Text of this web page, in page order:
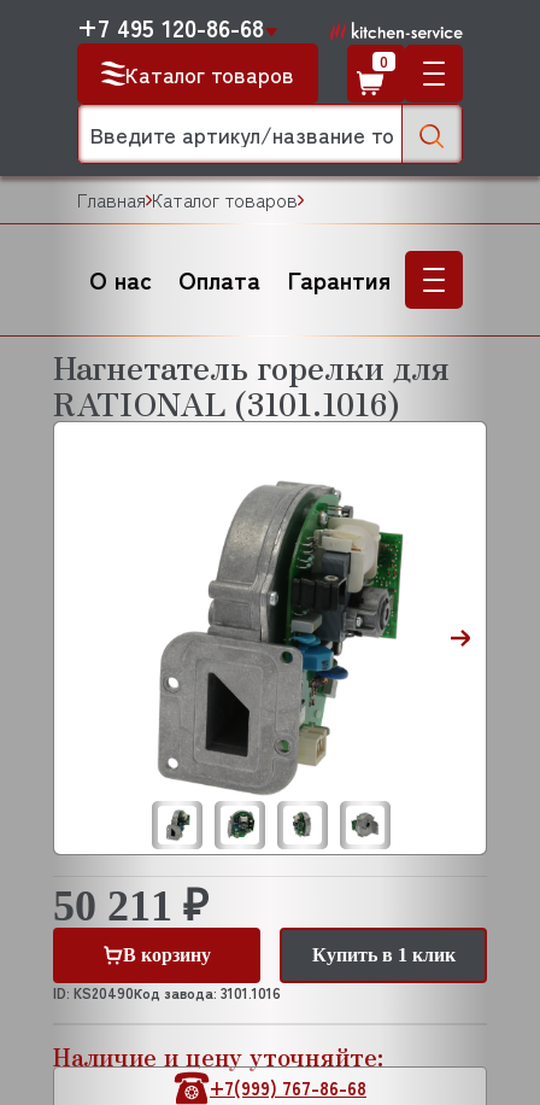
Каталог товаров
+7 495 120-86-68
0
Главная Каталог товаров
О нас Оплата Гарантия
Нагнетатель горелки для
RATIONAL (3101.1016)
50 211 ₽
В корзину
Купить в 1 клик
ID: KS20490Код завода: 3101.1016
Наличие и цену уточняйте:
+7(999) 767-86-68